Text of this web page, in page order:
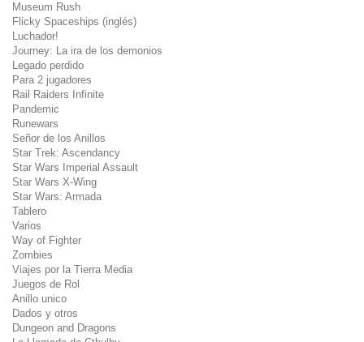
Museum Rush
Flicky Spaceships (inglés)
Luchador!
Journey: La ira de los demonios
Legado perdido
Para 2 jugadores
Rail Raiders Infinite
Pandemic
Runewars
Señor de los Anillos
Star Trek: Ascendancy
Star Wars Imperial Assault
Star Wars X-Wing
Star Wars: Armada
Tablero
Varios
Way of Fighter
Zombies
Viajes por la Tierra Media
Juegos de Rol
Anillo unico
Dados y otros
Dungeon and Dragons